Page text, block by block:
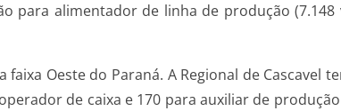
para alimentador de linha de produção
Oeste do Paraná. A Regional de
de caixa e 170 para auxiliar de